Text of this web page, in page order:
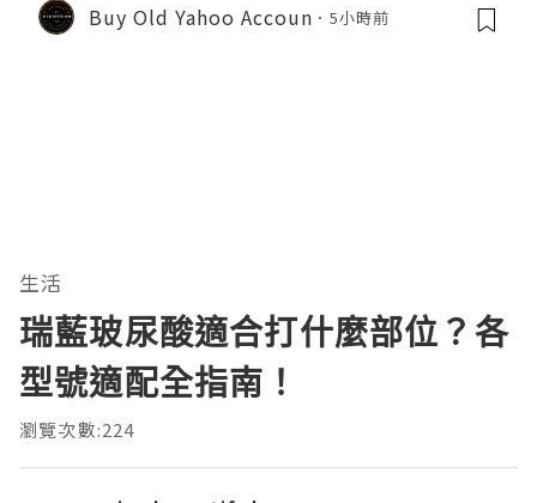
Buy Old Yahoo Accoun 5小時前
生活
瑞藍玻尿酸適合打什麼部位？各
型號適配全指南！
瀏覽次數:224